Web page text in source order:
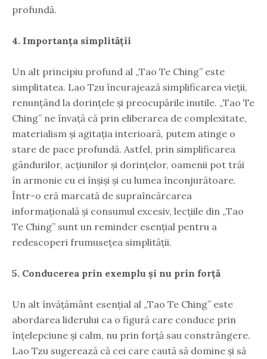
profundă.
4. Importanța simplității
Un alt principiu profund al „Tao Te Ching” este
simplitatea. Lao Tzu încurajează simplificarea vieții,
renunțând la dorințele și preocupările inutile. „Tao Te
Ching” ne învață că prin eliberarea de complexitate,
materialism și agitația interioară, putem atinge o
stare de pace profundă. Astfel, prin simplificarea
gândurilor, acțiunilor și dorințelor, oamenii pot trăi
în armonie cu ei înșiși și cu lumea înconjurătoare.
Într-o eră marcată de supraîncărcarea
informațională și consumul excesiv, lecțiile din „Tao
Te Ching” sunt un reminder esențial pentru a
redescoperi frumusețea simplității.
5. Conducerea prin exemplu și nu prin forță
Un alt învățământ esențial al „Tao Te Ching” este
abordarea liderului ca o figură care conduce prin
înțelepciune și calm, nu prin forță sau constrângere.
Lao Tzu sugerează că cei care caută să domine și să